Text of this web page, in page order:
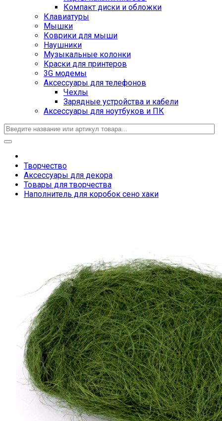
Компакт диски и обложки
Клавиатуры
Мышки
Коврики для мыши
Наушники
Музыкальные колонки
Краски для принтеров
3G модемы
Аксессуары для телефонов
Чехлы
Зарядные устройства и кабели
Аксессуары для ноутбуков и ПК
Творчество
Аксессуары для декора
Товары для творчества
Наполнитель для коробок сено хаки